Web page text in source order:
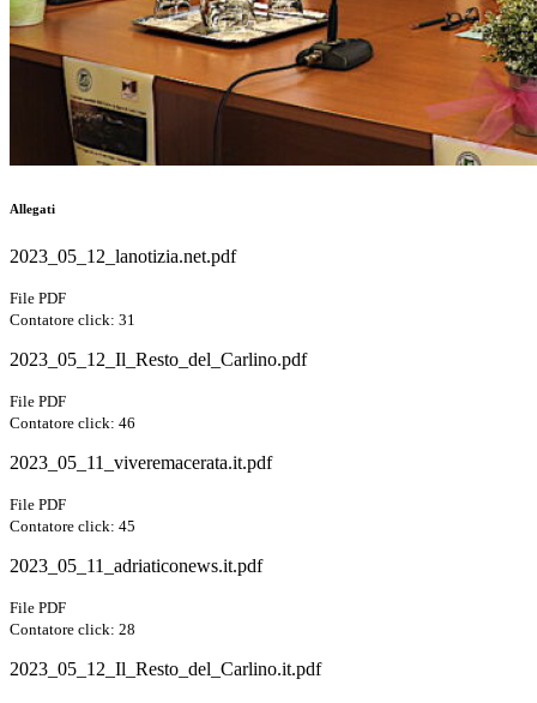
Allegati
2023_05_12_lanotizia.net.pdf
File PDF
Contatore click: 31
2023_05_12_Il_Resto_del_Carlino.pdf
File PDF
Contatore click: 46
2023_05_11_viveremacerata.it.pdf
File PDF
Contatore click: 45
2023_05_11_adriaticonews.it.pdf
File PDF
Contatore click: 28
2023_05_12_Il_Resto_del_Carlino.it.pdf